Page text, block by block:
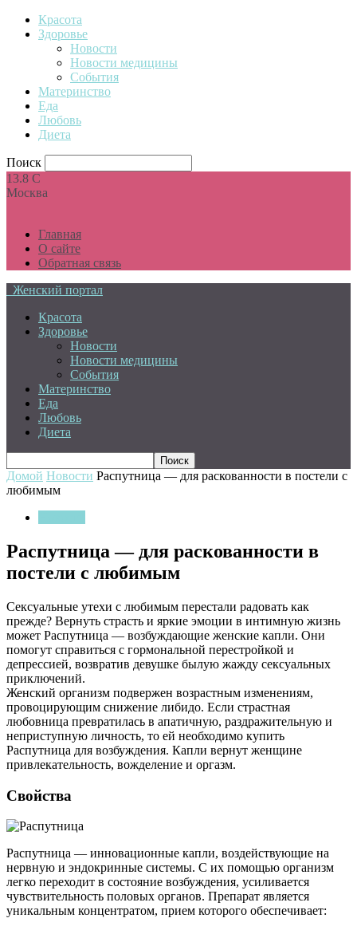
Красота
Здоровье
Новости
Новости медицины
События
Материнство
Еда
Любовь
Диета
Поиск
13.8 C
Москва
Главная
О сайте
Обратная связь
Женский портал
Красота
Здоровье
Новости
Новости медицины
События
Материнство
Еда
Любовь
Диета
Домой Новости Распутница — для раскованности в постели с
любимым
Распутница — для раскованности в
постели с любимым
Сексуальные утехи с любимым перестали радовать как
прежде? Вернуть страсть и яркие эмоции в интимную жизнь
может Распутница — возбуждающие женские капли. Они
помогут справиться с гормональной перестройкой и
депрессией, возвратив девушке былую жажду сексуальных
приключений.
Женский организм подвержен возрастным изменениям,
провоцирующим снижение либидо. Если страстная
любовница превратилась в апатичную, раздражительную и
неприступную личность, то ей необходимо купить
Распутница для возбуждения. Капли вернут женщине
привлекательность, вожделение и оргазм.
Свойства
Распутница — инновационные капли, воздействующие на
нервную и эндокринные системы. С их помощью организм
легко переходит в состояние возбуждения, усиливается
чувствительность половых органов. Препарат является
уникальным концентратом, прием которого обеспечивает: